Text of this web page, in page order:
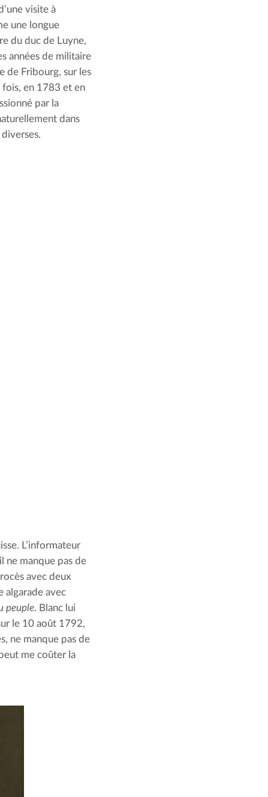
visite à
une longue
du duc de Luyne,
années de militaire
de Fribourg, sur les
fois, en 1783 et en
par la
dans
L’informateur
ne manque pas de
avec deux
algarade avec
peuple. Blanc lui
le 10 août 1792,
ne manque pas de
me coûter la